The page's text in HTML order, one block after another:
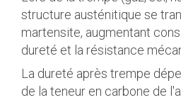
structure austénitique se
martensite, augmentant
dureté et la résistance
La dureté après trempe
de la teneur en carbone de